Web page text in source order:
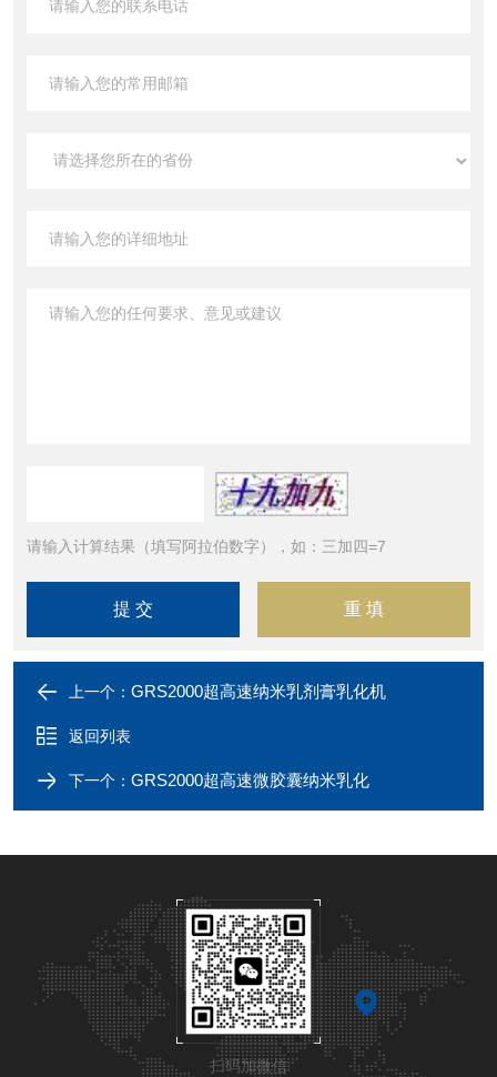
请输入计算结果（填写阿拉伯数字），如：三加四=7
上一个： GRS2000超高速纳米乳剂膏乳化机
返回列表
下一个： GRS2000超高速微胶囊纳米乳化
扫码加微信